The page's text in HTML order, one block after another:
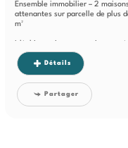
Ensemble immobilier – 2
attenantes sur parcelle de plus
m²
avec projet locatif
Situé dans un...
Détails
Partager